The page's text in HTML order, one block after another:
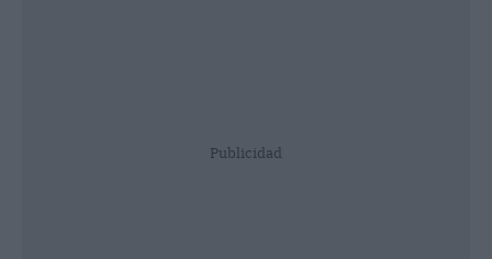
Publicidad